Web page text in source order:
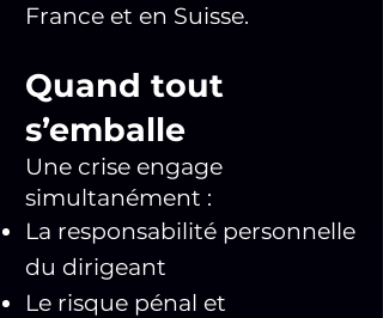
France et en Suisse.
Quand tout
s’emballe
Une crise engage
simultanément :
La responsabilité personnelle
du dirigeant
Le risque pénal et